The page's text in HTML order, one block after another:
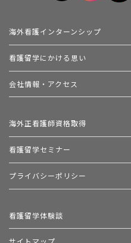
海外看護インターンシップ
看護留学にかける思い
会社情報・アクセス
海外正看護師資格取得
看護留学セミナー
プライバシーポリシー
看護留学体験談